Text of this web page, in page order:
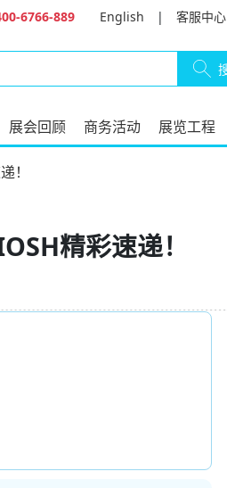
6766-889 English | 客服中心
展会回顾 商务活动 展览工程
！
精彩速递！